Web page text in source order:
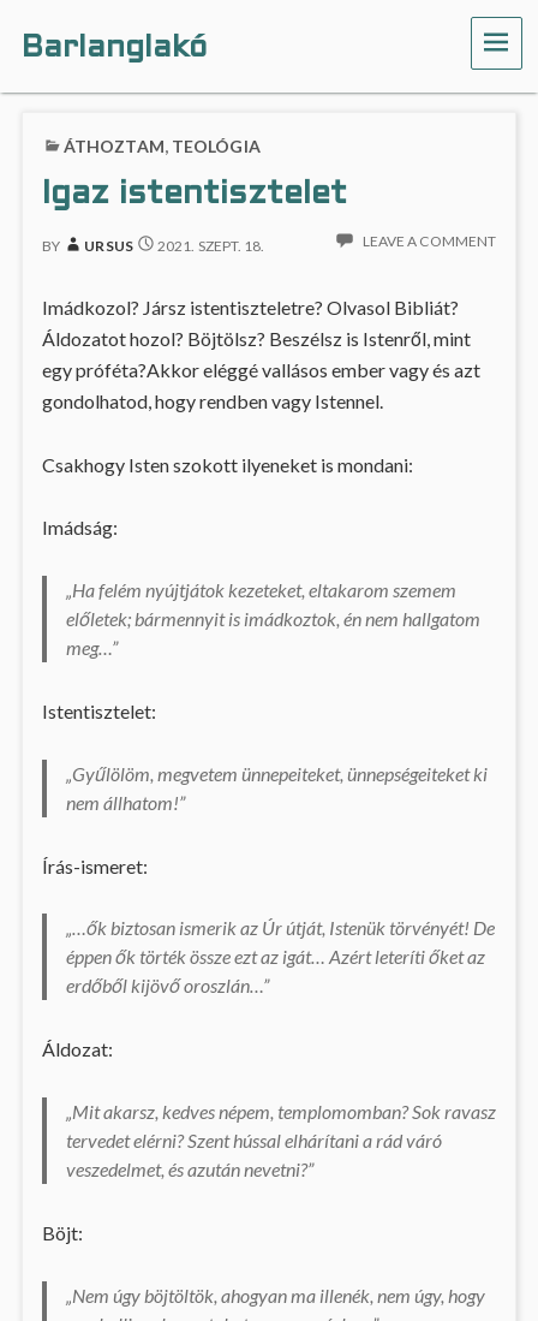
Barlanglakó
ÁTHOZTAM, TEOLÓGIA
Igaz istentisztelet
BY URSUS 2021. SZEPT. 18. LEAVE A COMMENT
Imádkozol? Jársz istentiszteletre? Olvasol Bibliát?
Áldozatot hozol? Böjtölsz? Beszélsz is Istenről, mint
egy próféta?Akkor eléggé vallásos ember vagy és azt
gondolhatod, hogy rendben vagy Istennel.
Csakhogy Isten szokott ilyeneket is mondani:
Imádság:
„Ha felém nyújtjátok kezeteket, eltakarom szemem
előletek; bármennyit is imádkoztok, én nem hallgatom
meg…”
Istentisztelet:
„Gyűlölöm, megvetem ünnepeiteket, ünnepségeiteket ki
nem állhatom!”
Írás-ismeret:
„…ők biztosan ismerik az Úr útját, Istenük törvényét! De
éppen ők törték össze ezt az igát… Azért leteríti őket az
erdőből kijövő oroszlán…”
Áldozat:
„Mit akarsz, kedves népem, templomomban? Sok ravasz
tervedet elérni? Szent hússal elhárítani a rád váró
veszedelmet, és azután nevetni?”
Böjt:
„Nem úgy böjtöltök, ahogyan ma illenék, nem úgy, hogy